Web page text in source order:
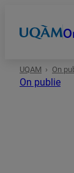
Accueil
UQAM On
On publie